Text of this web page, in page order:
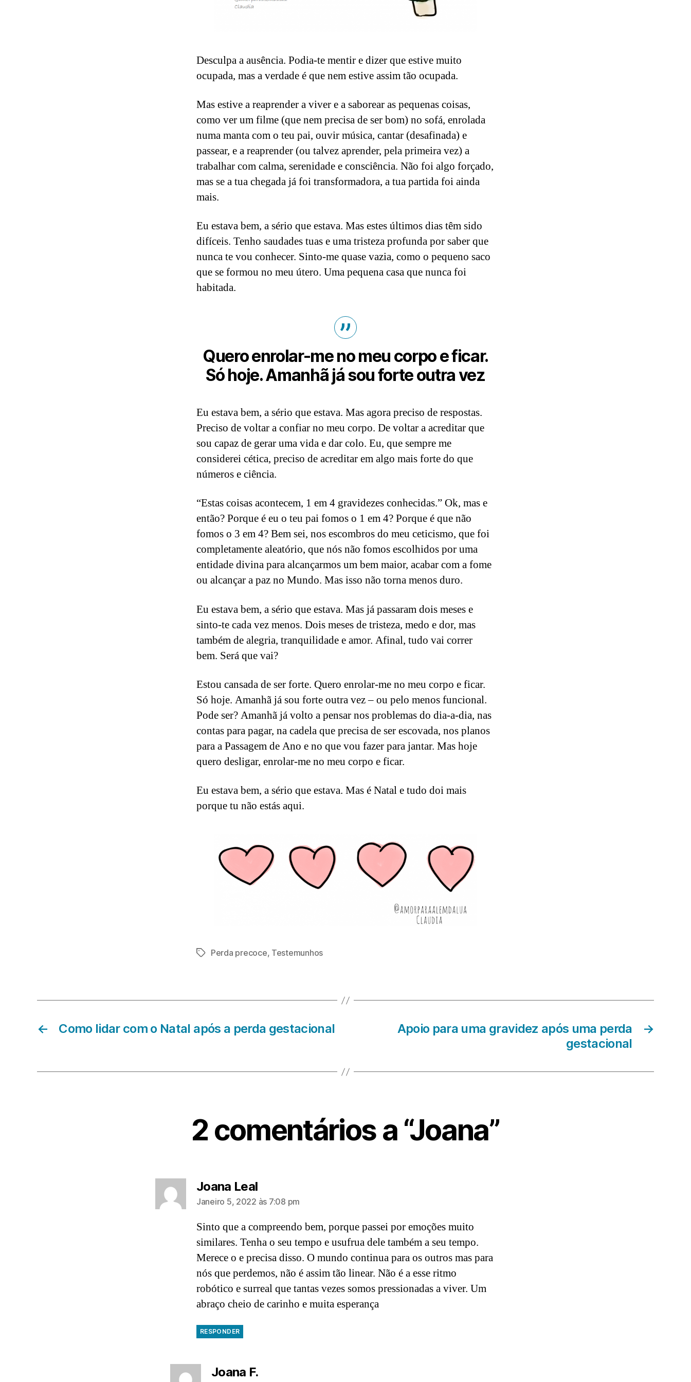
Desculpa a ausência. Podia-te mentir e dizer que estive muito
ocupada, mas a verdade é que nem estive assim tão ocupada.
Mas estive a reaprender a viver e a saborear as pequenas coisas,
como ver um filme (que nem precisa de ser bom) no sofá, enrolada
numa manta com o teu pai, ouvir música, cantar (desafinada) e
passear, e a reaprender (ou talvez aprender, pela primeira vez) a
trabalhar com calma, serenidade e consciência. Não foi algo forçado,
mas se a tua chegada já foi transformadora, a tua partida foi ainda
mais.
Eu estava bem, a sério que estava. Mas estes últimos dias têm sido
difíceis. Tenho saudades tuas e uma tristeza profunda por saber que
nunca te vou conhecer. Sinto-me quase vazia, como o pequeno saco
que se formou no meu útero. Uma pequena casa que nunca foi
habitada.
Quero enrolar-me no meu corpo e ficar.
Só hoje. Amanhã já sou forte outra vez
Eu estava bem, a sério que estava. Mas agora preciso de respostas.
Preciso de voltar a confiar no meu corpo. De voltar a acreditar que
sou capaz de gerar uma vida e dar colo. Eu, que sempre me
considerei cética, preciso de acreditar em algo mais forte do que
números e ciência.
“Estas coisas acontecem, 1 em 4 gravidezes conhecidas.” Ok, mas e
então? Porque é eu o teu pai fomos o 1 em 4? Porque é que não
fomos o 3 em 4? Bem sei, nos escombros do meu ceticismo, que foi
completamente aleatório, que nós não fomos escolhidos por uma
entidade divina para alcançarmos um bem maior, acabar com a fome
ou alcançar a paz no Mundo. Mas isso não torna menos duro.
Eu estava bem, a sério que estava. Mas já passaram dois meses e
sinto-te cada vez menos. Dois meses de tristeza, medo e dor, mas
também de alegria, tranquilidade e amor. Afinal, tudo vai correr
bem. Será que vai?
Estou cansada de ser forte. Quero enrolar-me no meu corpo e ficar.
Só hoje. Amanhã já sou forte outra vez – ou pelo menos funcional.
Pode ser? Amanhã já volto a pensar nos problemas do dia-a-dia, nas
contas para pagar, na cadela que precisa de ser escovada, nos planos
para a Passagem de Ano e no que vou fazer para jantar. Mas hoje
quero desligar, enrolar-me no meu corpo e ficar.
Eu estava bem, a sério que estava. Mas é Natal e tudo doi mais
porque tu não estás aqui.
Etiquetas
Perda precoce, Testemunhos
← Como lidar com o Natal após a perda gestacional →
Apoio para uma gravidez após uma perda
gestacional
2 comentários a “Joana”
Joana Lealdiz:
Janeiro 5, 2022 às 7:08 pm
Sinto que a compreendo bem, porque passei por emoções muito
similares. Tenha o seu tempo e usufrua dele também a seu tempo.
Merece o e precisa disso. O mundo continua para os outros mas para
nós que perdemos, não é assim tão linear. Não é a esse ritmo
robótico e surreal que tantas vezes somos pressionadas a viver. Um
abraço cheio de carinho e muita esperança
RESPONDER
Joana F.diz: